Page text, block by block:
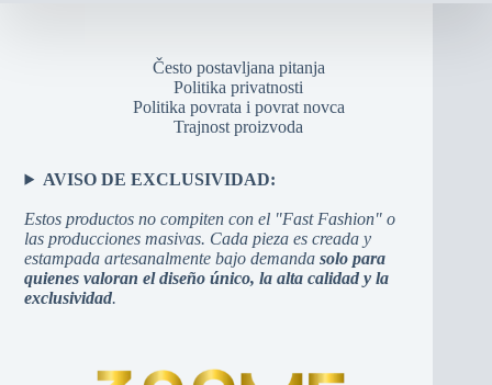
Često postavljana pitanja
Politika privatnosti
Politika povrata i povrat novca
Trajnost proizvoda
AVISO DE EXCLUSIVIDAD:
Estos productos no compiten con el "Fast Fashion" o
las producciones masivas. Cada pieza es creada y
estampada artesanalmente bajo demandasolo para
quienes valoran el diseño único, la alta calidad y la
exclusividad.